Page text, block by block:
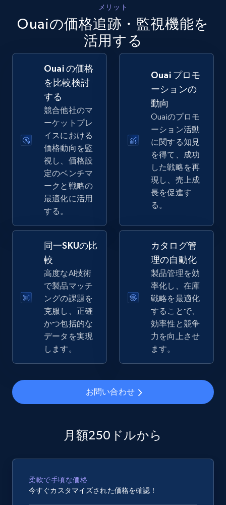
5.4K+ 668+ 今すぐ始める
Amazon sellers info
Seller id, URL, Seller name, Description, Detailed
info, Stars, Feedbacks, Return policy, and more.
2.5K+ 378+ 今すぐ始める
URL, Product id, Title, Seller name, Seller rating,
Seller reviews, Breadcrumbs, Root category, and
2.5K+ 359+ 今すぐ始める
eBay - Gather data on products using
specified keywords
URL, Product id, Title, Seller name, Seller rating,
Seller reviews, Breadcrumbs, Root category, and
URL, Product id, Title, Seller name, Seller rating,
Seller reviews, Breadcrumbs, Root category, and
2.5K+ 359+
メリット
Ouaiの価格追跡・監視機能を
活用する
Ouai の価格
を比較検討
する
競合他社のマ
ーケットプレ
イスにおける
価格動向を監
視し、価格設
定のベンチマ
ークと戦略の
最適化に活用
する。
Ouai プロモ
ーションの
動向
Ouaiのプロモ
ーション活動
に関する知見
を得て、成功
した戦略を再
現し、売上成
長を促進す
る。
同一SKUの比
較
高度なAI技術
で製品マッチ
ングの課題を
克服し、正確
かつ包括的な
データを実現
します。
カタログ管
理の自動化
製品管理を効
率化し、在庫
戦略を最適化
することで、
効率性と競争
力を向上させ
ます。
お問い合わせ
月額250ドルから
柔軟で手頃な価格
今すぐカスタマイズされた価格を確認！